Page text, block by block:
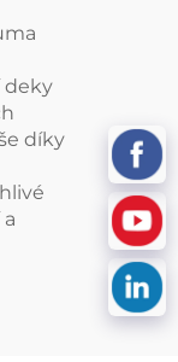
deky
díky